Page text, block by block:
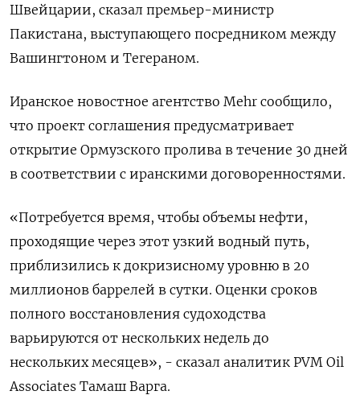
Швейцарии, ‌сказал премьер-министр
Пакистана, выступающего посредником между
Вашингтоном ‌и Тегераном.
Иранское новостное агентство Mehr сообщило,
что проект соглашения предусматривает
открытие Ормузского пролива в течение 30 ​дней
в соответствии с иранскими договоренностями.
«Потребуется время, чтобы объемы нефти,
‌проходящие через этот узкий водный путь,
приблизились к докризисному уровню в 20
миллионов баррелей ​в сутки. Оценки сроков
полного восстановления судоходства
варьируются от нескольких недель до
‌нескольких месяцев», - сказал аналитик PVM Oil
Associates Тамаш Варга.